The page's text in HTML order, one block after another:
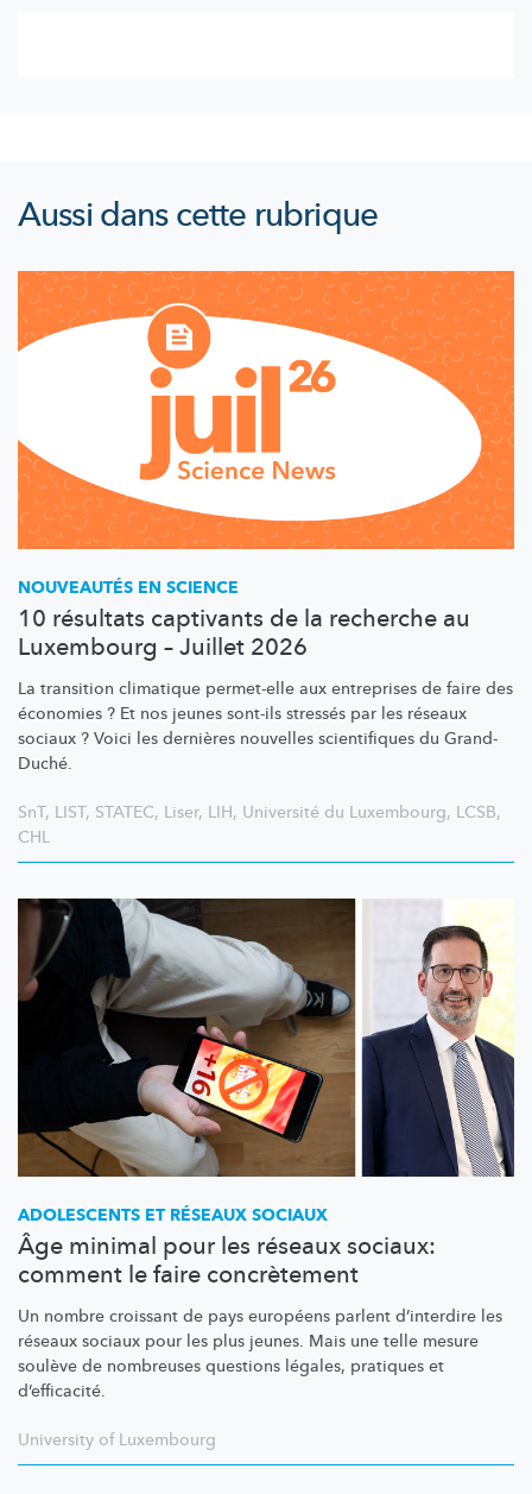
Aussi dans cette rubrique
NOUVEAUTÉS EN SCIENCE
10 résultats captivants de la recherche au
Luxembourg – Juillet 2026
La transition climatique permet-elle aux entreprises de faire des
économies ? Et nos jeunes sont-ils stressés par les réseaux
sociaux ? Voici les dernières nouvelles scientifiques du Grand-
Duché.
SnT, LIST, STATEC, Liser, LIH, Université du Luxembourg, LCSB,
CHL
ADOLESCENTS ET RÉSEAUX SOCIAUX
Âge minimal pour les réseaux sociaux:
comment le faire concrètement
Un nombre croissant de pays européens parlent d’interdire les
réseaux sociaux pour les plus jeunes. Mais une telle mesure
soulève de nombreuses questions légales, pratiques et
d’efficacité.
University of Luxembourg